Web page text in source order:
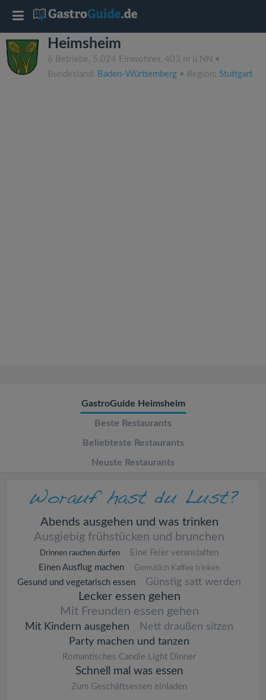
Heimsheim
6 Betriebe, 5.024 Einwohner, 403 m ü.NN •
Bundesland: Baden-Württemberg • Region: Stuttgart
GastroGuide Heimsheim
Beste Restaurants
Beliebteste Restaurants
Neuste Restaurants
Abends ausgehen und was trinken
Ausgiebig frühstücken und brunchen
Drinnen rauchen dürfen
Eine Feier veranstalten
Einen Ausflug machen
Gemütlich Kaffee trinken
Gesund und vegetarisch essen Günstig satt werden
Lecker essen gehen
Mit Freunden essen gehen
Mit Kindern ausgehen
Nett draußen sitzen
Party machen und tanzen
Romantisches Candle Light Dinner
Schnell mal was essen
Zum Geschäftsessen einladen
T
o
g